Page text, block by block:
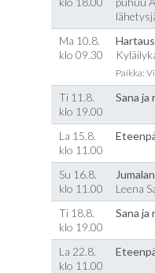
Ma 10.8.
klo 09.30
Paikka:
Ti 11.8.
klo 19.00
Sana ja
La 15.8.
klo 11.00
Su 16.8.
klo 11.00
Leena
Ti 18.8.
klo 19.00
Sana ja
La 22.8.
klo 11.00